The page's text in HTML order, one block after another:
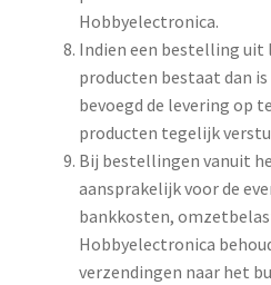
Hobbyelectronica.
Indien een bestelling uit
producten bestaat dan
bevoegd de levering op
producten tegelijk
Bij bestellingen vanuit
aansprakelijk voor de
bankkosten,
Hobbyelectronica
verzendingen naar het